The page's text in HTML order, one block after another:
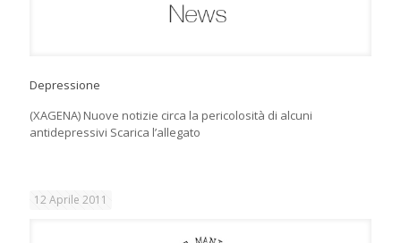
Depressione
(XAGENA) Nuove notizie circa la pericolosità di alcuni
antidepressivi Scarica l’allegato
12 Aprile 2011